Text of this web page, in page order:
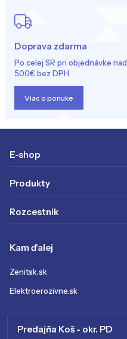
Doprava zdarma
Po celej SR pri objednávke nad
500€ bez DPH
Viac o ponuke
E-shop
Produkty
Rozcestnik
Kam ďalej
Zenitsk.sk
Elektroerozivne.sk
Predajňa Koš - okr. PD